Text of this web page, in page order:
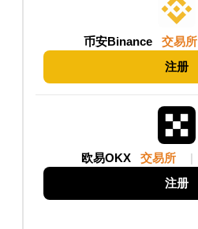
币安Binance 交易所
注册
欧易OKX 交易所
注册